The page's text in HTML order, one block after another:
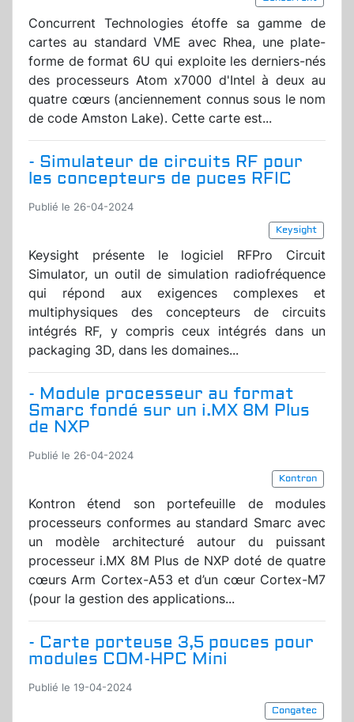
Concurrent Technologies étoffe sa gamme de
cartes au standard VME avec Rhea, une plate-
forme de format 6U qui exploite les derniers-nés
des processeurs Atom x7000 d'Intel à deux au
quatre cœurs (anciennement connus sous le nom
de code Amston Lake). Cette carte est...
- Simulateur de circuits RF pour
les concepteurs de puces RFIC
Publié le 26-04-2024
Keysight
Keysight présente le logiciel RFPro Circuit
Simulator, un outil de simulation radiofréquence
qui répond aux exigences complexes et
multiphysiques des concepteurs de circuits
intégrés RF, y compris ceux intégrés dans un
packaging 3D, dans les domaines...
- Module processeur au format
Smarc fondé sur un i.MX 8M Plus
de NXP
Publié le 26-04-2024
Kontron
Kontron étend son portefeuille de modules
processeurs conformes au standard Smarc avec
un modèle architecturé autour du puissant
processeur i.MX 8M Plus de NXP doté de quatre
cœurs Arm Cortex-A53 et d’un cœur Cortex-M7
(pour la gestion des applications...
- Carte porteuse 3,5 pouces pour
modules COM-HPC Mini
Publié le 19-04-2024
Congatec